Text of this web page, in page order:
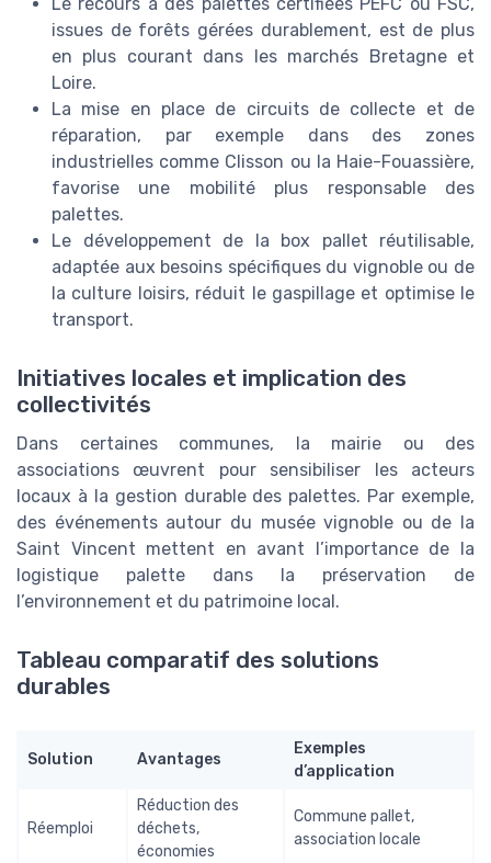
issues de forêts gérées durablement, est de plus
en plus courant dans les marchés Bretagne et
Loire.
La mise en place de circuits de collecte et de
réparation, par exemple dans des zones
industrielles comme Clisson ou la Haie-Fouassière,
favorise une mobilité plus responsable des
palettes.
Le développement de la box pallet réutilisable,
adaptée aux besoins spécifiques du vignoble ou de
la culture loisirs, réduit le gaspillage et optimise le
transport.
Initiatives locales et implication des
collectivités
Dans certaines communes, la mairie ou des
associations œuvrent pour sensibiliser les acteurs
locaux à la gestion durable des palettes. Par exemple,
des événements autour du musée vignoble ou de la
Saint Vincent mettent en avant l’importance de la
logistique palette dans la préservation de
l’environnement et du patrimoine local.
Tableau comparatif des solutions
durables
Solution Avantages
Exemples
d’application
Réemploi
Réduction des
déchets,
économies
Commune pallet,
association locale